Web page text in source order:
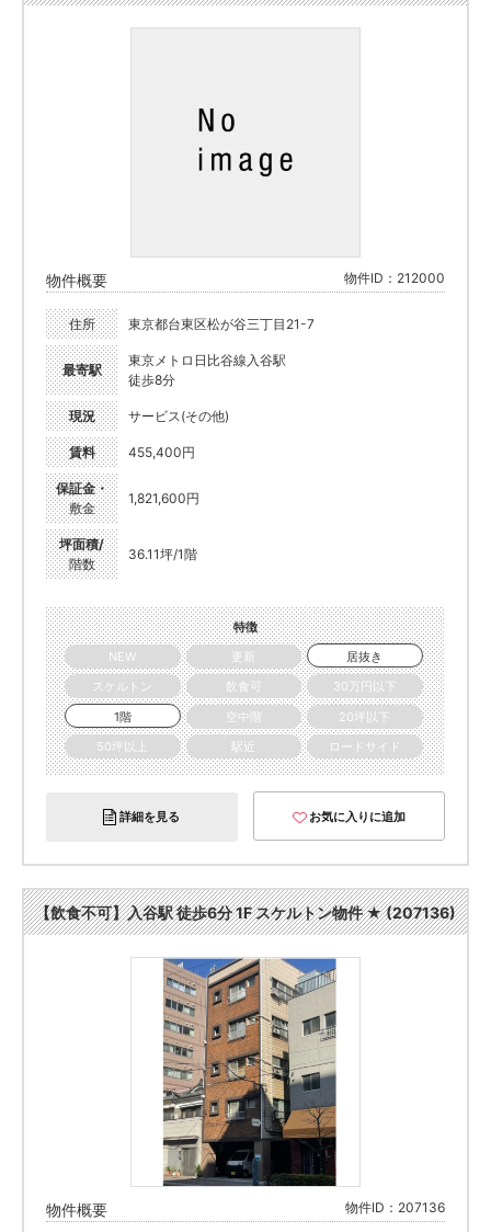
物件概要 物件ID：212000
住所 東京都台東区松が谷三丁目21-7
最寄駅
東京メトロ日比谷線入谷駅
徒歩8分
現況 サービス(その他)
賃料 455,400円
保証金・
敷金
1,821,600円
坪面積/
階数
36.11坪/1階
特徴
NEW
更新
居抜き
スケルトン
飲食可
30万円以下
1階
空中階
20坪以下
50坪以上
駅近 ロードサイド
詳細を見る お気に入りに追加
【飲食不可】入谷駅 徒歩6分 1F スケルトン物件 ★ (207136)
物件概要 物件ID：207136